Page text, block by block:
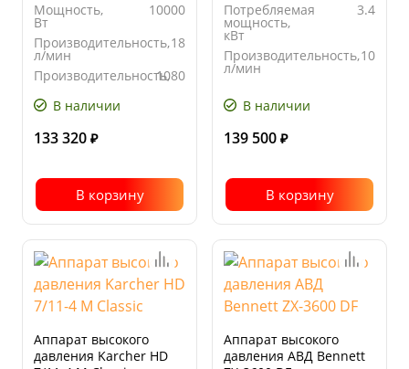
Мощность,
Вт
10000
Производительность,
л/мин
18
Производительность,
л/час
1080
В наличии
133 320 ₽
В корзину
Потребляемая
мощность,
кВт
3.4
Производительность,
л/мин
10
л/часВ наличии
139 500 ₽
В корзину
Аппарат высокого
давления Karcher HD
Аппарат высокого
давления АВД Bennett